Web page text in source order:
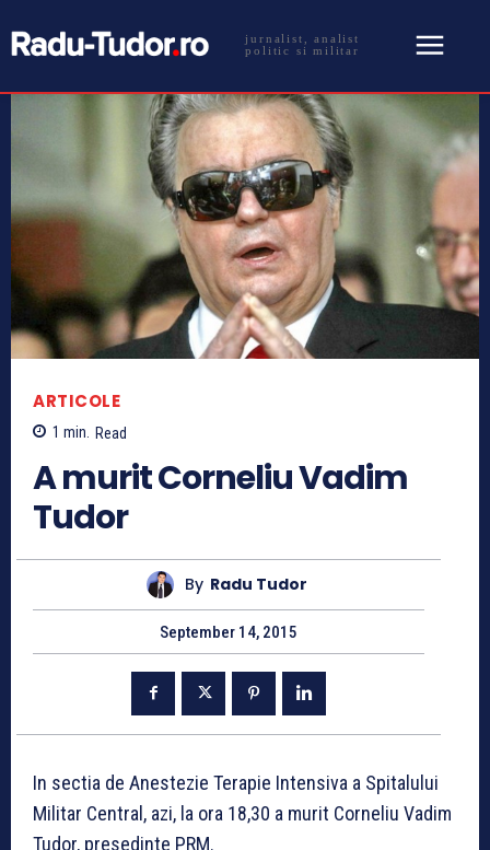
jurnalist, analist
politic si militar
ARTICOLE
1 min. Read
A murit Corneliu Vadim
Tudor
By Radu Tudor
September 14, 2015
In sectia de Anestezie Terapie Intensiva a Spitalului
Militar Central, azi, la ora 18,30 a murit Corneliu Vadim
Tudor, presedinte PRM.